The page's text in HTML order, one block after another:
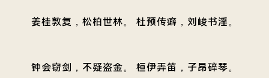
姜桂敦复，松柏世林。 杜预传癖，刘峻书淫。
钟会窃剑，不疑盗金。 桓伊弄笛，子昂碎琴。